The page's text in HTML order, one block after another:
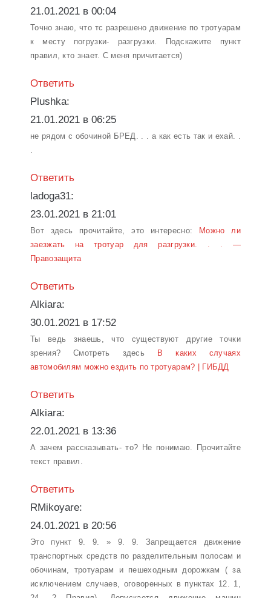
21.01.2021 в 00:04
Точно знаю, что тс разрешено движение по тротуарам
к месту погрузки- разгрузки. Подскажите пункт
правил, кто знает. С меня причитается)
Ответить
Plushka:
21.01.2021 в 06:25
не рядом с обочиной БРЕД. . . а как есть так и ехай. .
.
Ответить
ladoga31:
23.01.2021 в 21:01
Вот здесь прочитайте, это интересно:
Можно ли
заезжать на тротуар для разгрузки. . . —
Правозащита
Ответить
Alkiara:
30.01.2021 в 17:52
Ты ведь знаешь, что существуют другие точки
зрения? Смотреть здесь
В каких случаях
автомобилям можно ездить по тротуарам? | ГИБДД
Ответить
Alkiara:
22.01.2021 в 13:36
А зачем рассказывать- то? Не понимаю. Прочитайте
текст правил.
Ответить
RMikoyare:
24.01.2021 в 20:56
Это пункт 9. 9. » 9. 9. Запрещается движение
транспортных средств по разделительным полосам и
обочинам, тротуарам и пешеходным дорожкам ( за
исключением случаев, оговоренных в пунктах 12. 1,